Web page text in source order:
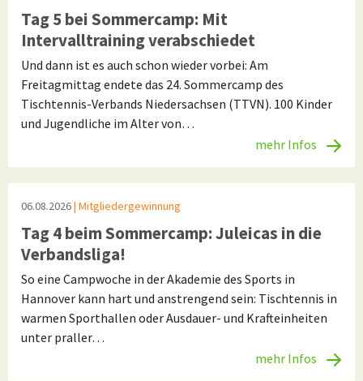
Tag 5 bei Sommercamp: Mit
Intervalltraining verabschiedet
Und dann ist es auch schon wieder vorbei: Am
Freitagmittag endete das 24. Sommercamp des
Tischtennis-Verbands Niedersachsen (TTVN). 100 Kinder
und Jugendliche im Alter von…
mehr Infos
06.08.2026| Mitgliedergewinnung
Tag 4 beim Sommercamp: Juleicas in die
Verbandsliga!
So eine Campwoche in der Akademie des Sports in
Hannover kann hart und anstrengend sein: Tischtennis in
warmen Sporthallen oder Ausdauer- und Krafteinheiten
unter praller…
mehr Infos